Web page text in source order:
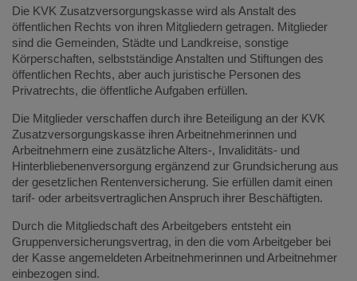
Die KVK Zusatzversorgungskasse wird als Anstalt des
öffentlichen Rechts von ihren Mitgliedern getragen. Mitglieder
sind die Gemeinden, Städte und Landkreise, sonstige
Körperschaften, selbstständige Anstalten und Stiftungen des
öffentlichen Rechts, aber auch juristische Personen des
Privatrechts, die öffentliche Aufgaben erfüllen.
Die Mitglieder verschaffen durch ihre Beteiligung an der KVK
Zusatzversorgungskasse ihren Arbeitnehmerinnen und
Arbeitnehmern eine zusätzliche Alters-, Invaliditäts- und
Hinterbliebenenversorgung ergänzend zur Grundsicherung aus
der gesetzlichen Rentenversicherung. Sie erfüllen damit einen
tarif- oder arbeitsvertraglichen Anspruch ihrer Beschäftigten.
Durch die Mitgliedschaft des Arbeitgebers entsteht ein
Gruppenversicherungsvertrag, in den die vom Arbeitgeber bei
der Kasse angemeldeten Arbeitnehmerinnen und Arbeitnehmer
einbezogen sind.